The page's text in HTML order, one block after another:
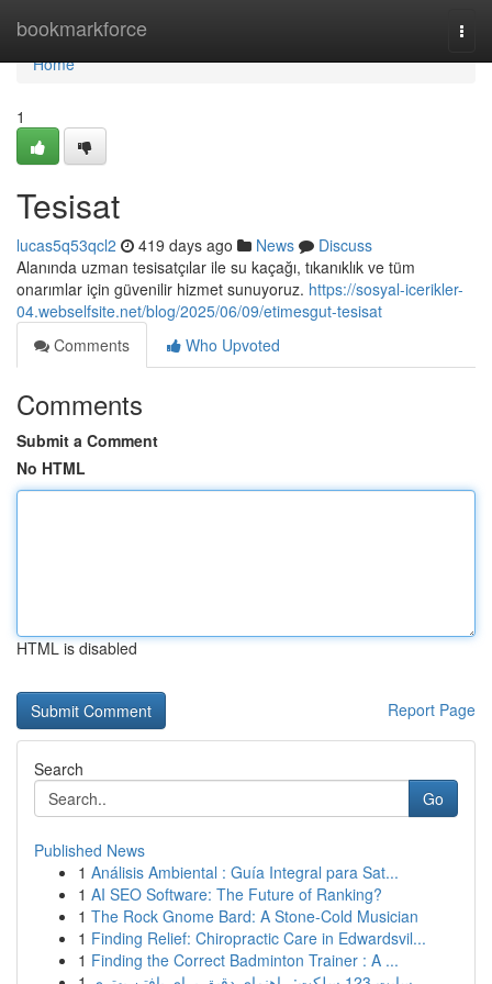
bookmarkforce
Home
Home
1
Tesisat
lucas5q53qcl2 419 days ago News
Discuss
Alanında uzman tesisatçılar ile su kaçağı, tıkanıklık ve tüm
onarımlar için güvenilir hizmet sunuyoruz. https://sosyal-icerikler-
04.webselfsite.net/blog/2025/06/09/etimesgut-tesisat
Comments
Who Upvoted
Comments
Submit a Comment
No HTML
HTML is disabled
Report Page
Search
Go
Published News
1 Análisis Ambiental : Guía Integral para Sat...
1 AI SEO Software: The Future of Ranking?
1 The Rock Gnome Bard: A Stone-Cold Musician
1 Finding Relief: Chiropractic Care in Edwardsvil...
1 Finding the Correct Badminton Trainer : A ...